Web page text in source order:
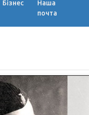
Бізнес
Наша
почта